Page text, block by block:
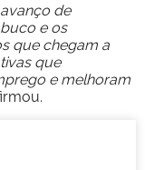
de
e os
que chegam a
que
e melhoram